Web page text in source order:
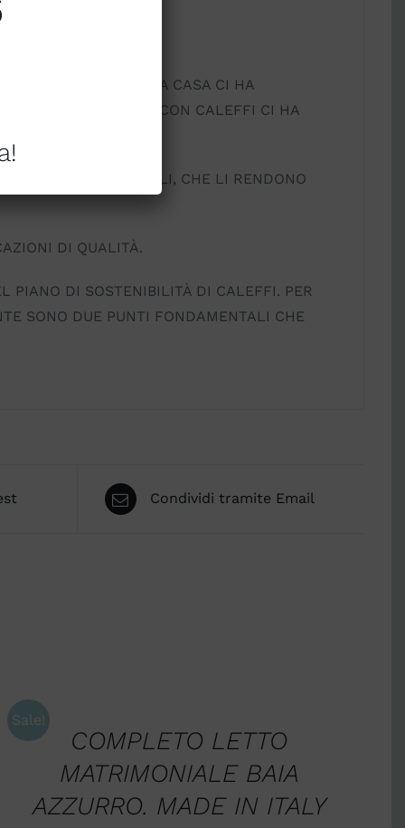
BIANCHERIA PER LA CASA CI HA
COLLABORAZIONE CON CALEFFI CI HA
CURA DEI DETTAGLI, CHE LI RENDONO
DI QUALITÀ.
PIANO DI SOSTENIBILITÀ DI CALEFFI. PER
SONO DUE PUNTI FONDAMENTALI CHE
Condividi tramite Email
Sale!
COMPLETO LETTO
MATRIMONIALE BAIA
AZZURRO. MADE IN ITALY